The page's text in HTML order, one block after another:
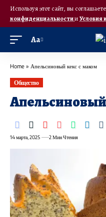
Используя этот сайт, вы
конфиденциальностииУсловия
Аа
Home » Апельсиновый кекс с маком
Общество
14 марта, 2025 2 Мин Чтения